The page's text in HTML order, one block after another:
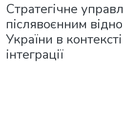
Стратегічне
післявоєнним
України в
інтеграції